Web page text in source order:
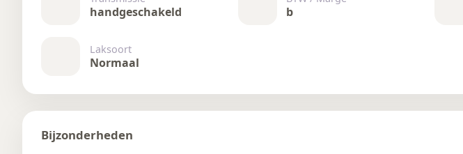
handgeschakeld b
Laksoort
Normaal
Bijzonderheden